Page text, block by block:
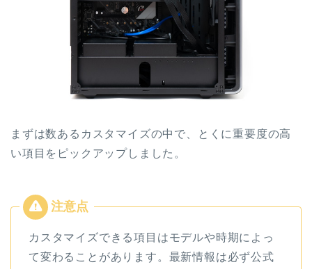
まずは数あるカスタマイズの中で、とくに重要度の高
い項目をピックアップしました。
カスタマイズできる項目はモデルや時期によっ
て変わることがあります。最新情報は必ず公式